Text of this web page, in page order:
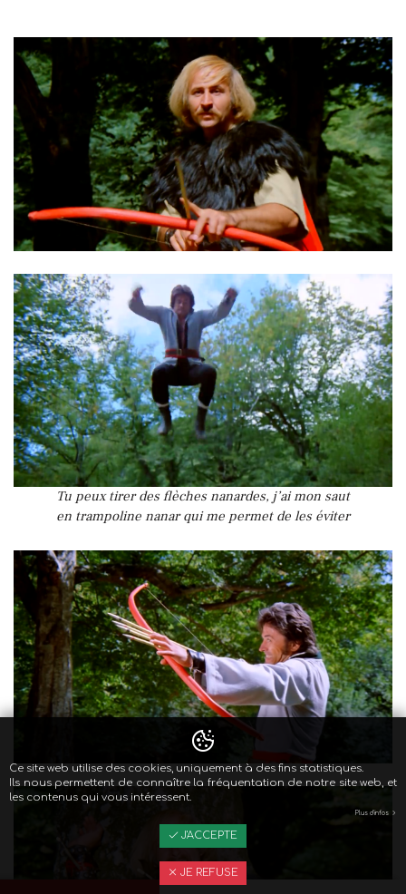
Tu peux tirer des flèches nanardes, j’ai mon saut
en trampoline nanar qui me permet de les éviter
Ce site web utilise des cookies, uniquement à des fins statistiques.
Ils nous permettent de connaître la fréquentation de notre site web, et
les contenus qui vous intéressent.
Plus d'infos
J'ACCEPTE
JE REFUSE